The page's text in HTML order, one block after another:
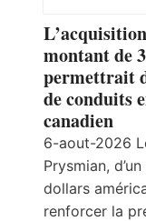
montant de
permettrait
de conduits
canadien
6-aout-2026
Prysmian,
dollars
renforcer la